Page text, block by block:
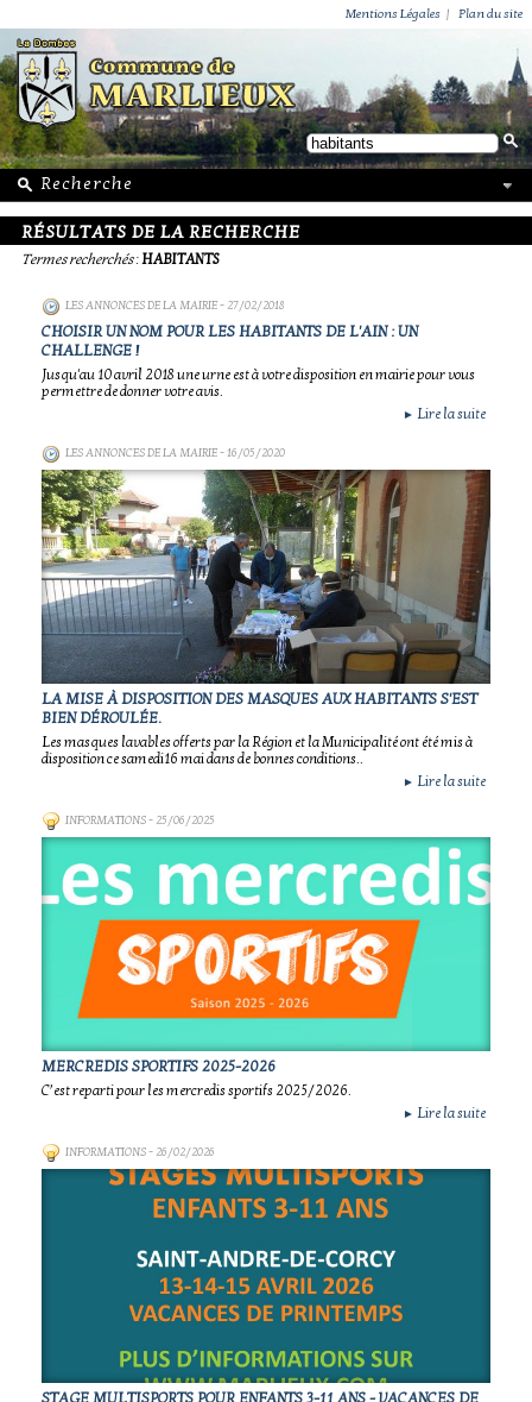
Mentions Légales | Plan du site
RÉSULTATS DE LA RECHERCHE
Termes recherchés:HABITANTS
LES ANNONCES DE LA MAIRIE- 27/02/2018
CHOISIR UN NOM POUR LES HABITANTS DE L'AIN : UN
CHALLENGE !
Jusqu'au 10 avril 2018 une urne est à votre disposition en mairie pour vous
permettre de donner votre avis.
► Lire la suite
LES ANNONCES DE LA MAIRIE- 16/05/2020
LA MISE À DISPOSITION DES MASQUES AUX HABITANTS S'EST
BIEN DÉROULÉE.
Les masques lavables offerts par la Région et la Municipalité ont été mis à
disposition ce samedi16 mai dans de bonnes conditions..
► Lire la suite
INFORMATIONS- 25/06/2025
MERCREDIS SPORTIFS 2025-2026
C’est reparti pour les mercredis sportifs 2025/2026.
► Lire la suite
INFORMATIONS- 26/02/2026